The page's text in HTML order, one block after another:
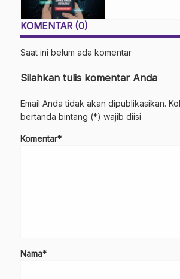
KOMENTAR (0)
Saat ini belum ada komentar
Silahkan tulis komentar Anda
Email Anda tidak akan dipublikasikan.
bertanda bintang (*) wajib diisi
Komentar*
Nama*